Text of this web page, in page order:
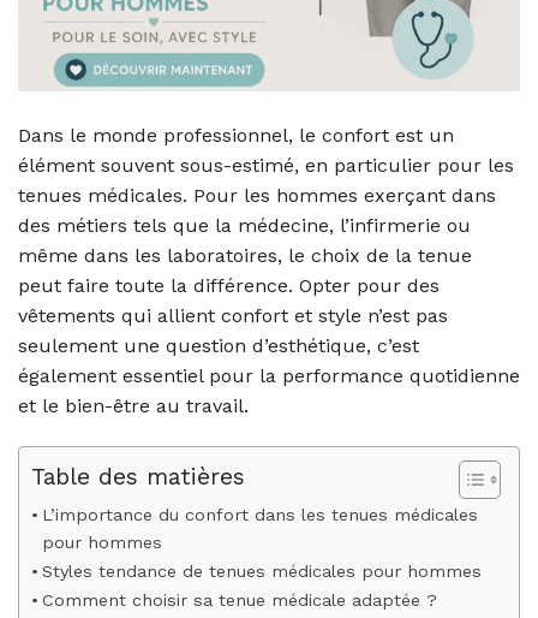
Dans le monde professionnel, le confort est un
élément souvent sous-estimé, en particulier pour les
tenues médicales. Pour les hommes exerçant dans
des métiers tels que la médecine, l’infirmerie ou
même dans les laboratoires, le choix de la tenue
peut faire toute la différence. Opter pour des
vêtements qui allient confort et style n’est pas
seulement une question d’esthétique, c’est
également essentiel pour la performance quotidienne
et le bien-être au travail.
Table des matières
L’importance du confort dans les tenues médicales
pour hommes
Styles tendance de tenues médicales pour hommes
Comment choisir sa tenue médicale adaptée ?